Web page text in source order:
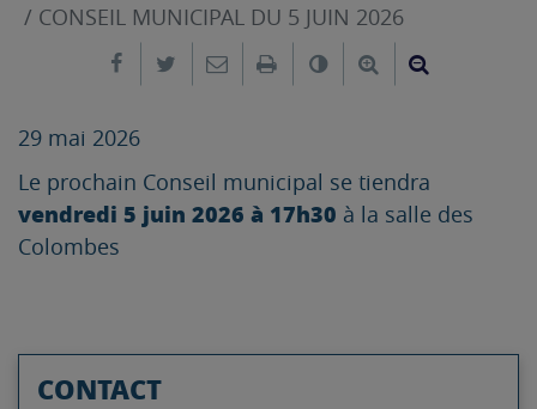
CONSEIL MUNICIPAL DU 5 JUIN 2026
Partager sur Facebook
Partager sur Twitter
Envoyer par e-mail
ImprimerChanger leAgrandir le
29 mai 2026
Le prochain Conseil municipal se tiendra
vendredi 5 juin 2026 à 17h30 à la salle des
Colombes
CONTACT